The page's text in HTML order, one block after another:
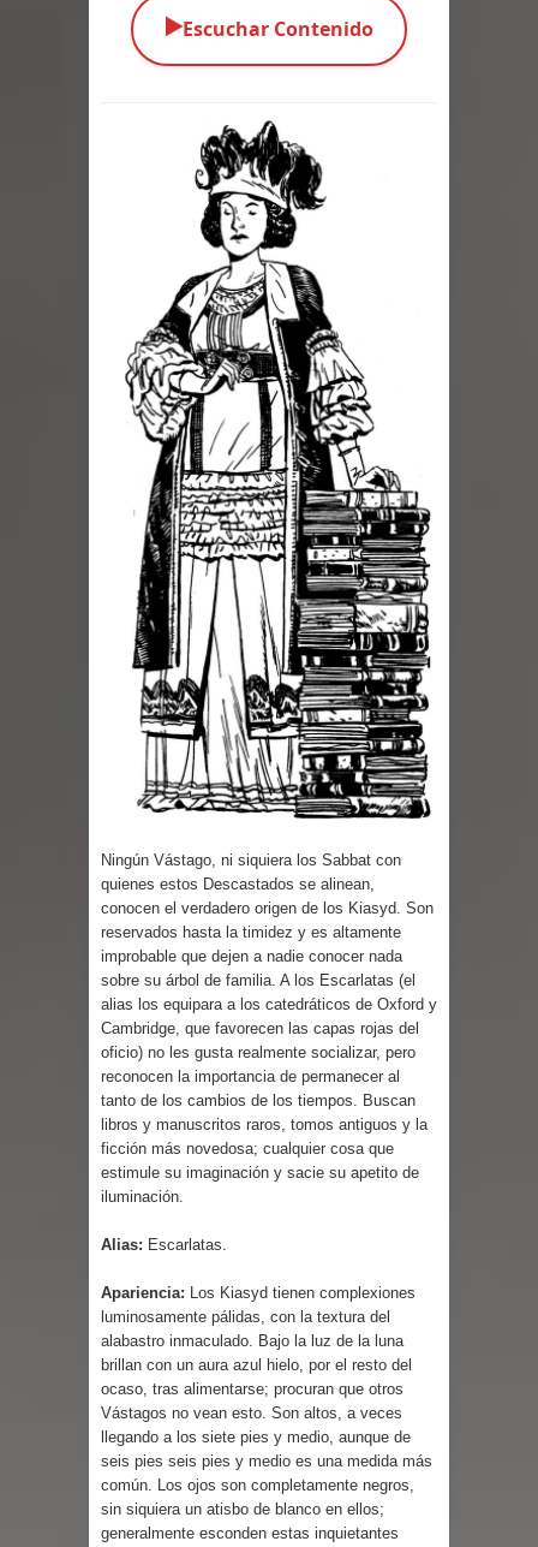
los Vivos
Parte 01: Escondido a Plena Luz
Parte 02: El Enemigo de mi Enemigo
Parte 06: Coletazos
Parte 05: Los Horrores del Infierno
Parte 04: Oídos Sordos
Parte 03: La Traición
Parte 02: Vuelve el Hijo Prodigo
Parte 03: Reflexiones
▶️Escuchar Contenido
Ningún Vástago, ni siquiera los Sabbat con
quienes estos Descastados se alinean,
conocen el verdadero origen de los Kiasyd. Son
reservados hasta la timidez y es altamente
improbable que dejen a nadie conocer nada
sobre su árbol de familia. A los Escarlatas (el
alias los equipara a los catedráticos de Oxford y
Cambridge, que favorecen las capas rojas del
oficio) no les gusta realmente socializar, pero
reconocen la importancia de permanecer al
tanto de los cambios de los tiempos. Buscan
libros y manuscritos raros, tomos antiguos y la
ficción más novedosa; cualquier cosa que
estimule su imaginación y sacie su apetito de
iluminación.
Alias: Escarlatas.
Apariencia: Los Kiasyd tienen complexiones
luminosamente pálidas, con la textura del
alabastro inmaculado. Bajo la luz de la luna
brillan con un aura azul hielo, por el resto del
ocaso, tras alimentarse; procuran que otros
Vástagos no vean esto. Son altos, a veces
llegando a los siete pies y medio, aunque de
seis pies seis pies y medio es una medida más
común. Los ojos son completamente negros,
sin siquiera un atisbo de blanco en ellos;
generalmente esconden estas inquietantes